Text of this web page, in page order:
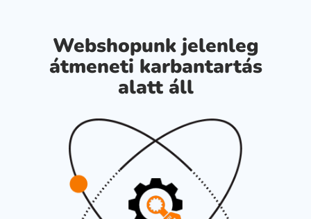
Webshopunk jelenleg
átmeneti karbantartás
alatt áll